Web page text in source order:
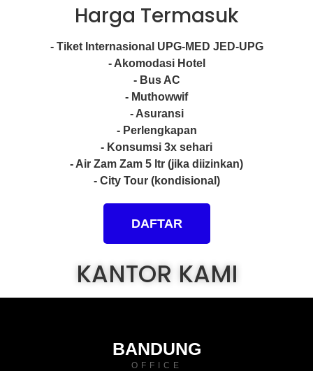
Harga Termasuk
- Tiket Internasional UPG-MED JED-UPG
- Akomodasi Hotel
- Bus AC
- Muthowwif
- Asuransi
- Perlengkapan
- Konsumsi 3x sehari
- Air Zam Zam 5 ltr (jika diizinkan)
- City Tour (kondisional)
DAFTAR
KANTOR KAMI
BANDUNG
OFFICE